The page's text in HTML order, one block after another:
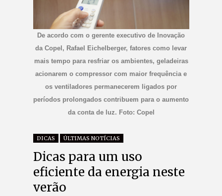
De acordo com o gerente executivo de Inovação
da Copel, Rafael Eichelberger, fatores como levar
mais tempo para resfriar os ambientes, geladeiras
acionarem o compressor com maior frequência e
os ventiladores permanecerem ligados por
períodos prolongados contribuem para o aumento
da conta de luz. Foto: Copel
DICAS ÚLTIMAS NOTÍCIAS
Dicas para um uso
eficiente da energia neste
verão